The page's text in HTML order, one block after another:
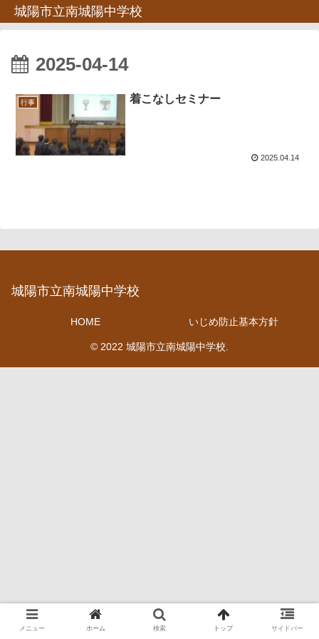
城陽市立南城陽中学校
2025-04-14
行事 着こなしセミナー
2025.04.14
城陽市立南城陽中学校
HOME いじめ防止基本方針
© 2022 城陽市立南城陽中学校.
メニュー ホーム 検索 トップ サイドバー